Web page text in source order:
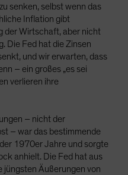
senken, selbst wenn das
Inflation gibt
der Wirtschaft, aber nicht
Die Fed hat die Zinsen
und wir erwarten, dass
– ein großes „es sei
verlieren ihre
– nicht der
– war das bestimmende
1970er Jahre und sorgte
anhielt. Die Fed hat aus
jüngsten Äußerungen von